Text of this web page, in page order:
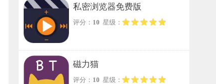
私密浏览器免费版
评分： 10 星级：
磁力猫
评分： 10 星级：